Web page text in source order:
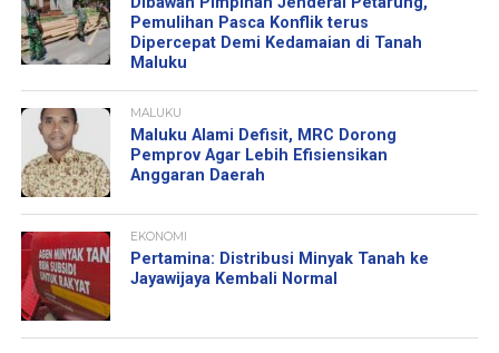
Pemulihan Pasca Konflik terus
Dipercepat Demi Kedamaian di Tanah
Maluku
MALUKU
Maluku Alami Defisit, MRC Dorong
Pemprov Agar Lebih Efisiensikan
Anggaran Daerah
EKONOMI
Pertamina: Distribusi Minyak Tanah ke
Jayawijaya Kembali Normal